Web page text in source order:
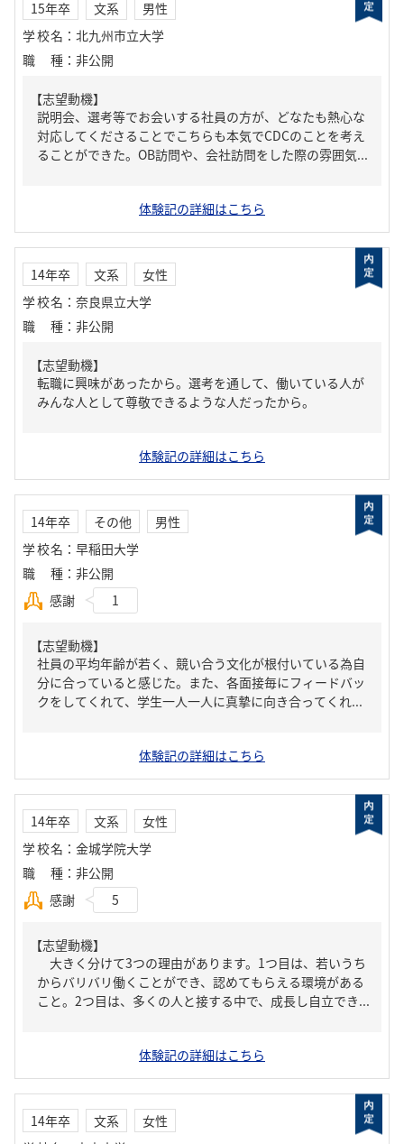
15年卒 文系
男性
学校名 ： 北九州市立大学
職種 ： 非公開
【志望動機】
説明会、選考等でお会いする社員の方が、どなたも熱心な
対応してくださることでこちらも本気でCDCのことを考え
ることができた。OB訪問や、会社訪問をした際の雰囲気...
体験記の詳細はこちら
14年卒 文系
女性
学校名 ： 奈良県立大学
職種 ： 非公開
【志望動機】
転職に興味があったから。選考を通して、働いている人が
みんな人として尊敬できるような人だったから。
体験記の詳細はこちら
14年卒 その他
男性
学校名 ： 早稲田大学
職種 ： 非公開
感謝
1
【志望動機】
社員の平均年齢が若く、競い合う文化が根付いている為自
分に合っていると感じた。また、各面接毎にフィードバッ
クをしてくれて、学生一人一人に真摯に向き合ってくれ...
体験記の詳細はこちら
14年卒 文系
女性
学校名 ： 金城学院大学
職種 ： 非公開
感謝
5
【志望動機】
大きく分けて3つの理由があります。1つ目は、若いうち
からバリバリ働くことができ、認めてもらえる環境がある
こと。2つ目は、多くの人と接する中で、成長し自立でき...
体験記の詳細はこちら
14年卒 文系
女性